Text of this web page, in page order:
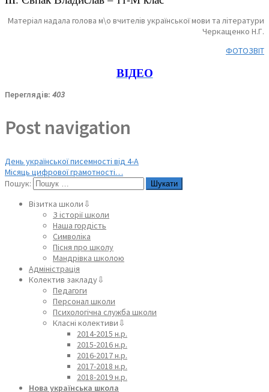
Матеріал надала голова м\о вчителів української мови та літератури
Черкащенко Н.Г.
ФОТОЗВІТ
ВІДЕО
Переглядів: 403
Post navigation
День української писемності від 4-А
Місяць цифрової грамотності…
Пошук:
Візитка школи⇩
З історії школи
Наша гордість
Символіка
Пісня про школу
Мандрівка школою
Адміністрація
Колектив закладу⇩
Педагоги
Персонал школи
Психологічна служба школи
Класні колективи⇩
2014-2015 н.р.
2015-2016 н.р.
2016-2017 н.р.
2017-2018 н.р.
2018-2019 н.р.
Нова українська школа